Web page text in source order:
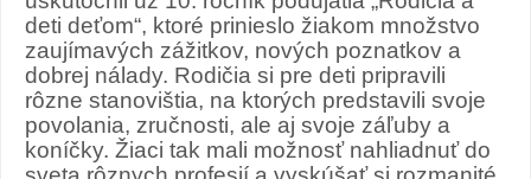
deti deťom“, ktoré prinieslo žiakom množstvo
zaujímavých zážitkov, nových poznatkov a
dobrej nálady. Rodičia si pre deti pripravili
rôzne stanovištia, na ktorých predstavili svoje
povolania, zručnosti, ale aj svoje záľuby a
koníčky. Žiaci tak mali možnosť nahliadnuť do